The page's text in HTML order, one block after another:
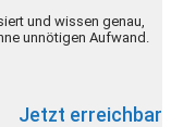
und wissen genau,
unnötigen Aufwand.
Jetzt erreichbar